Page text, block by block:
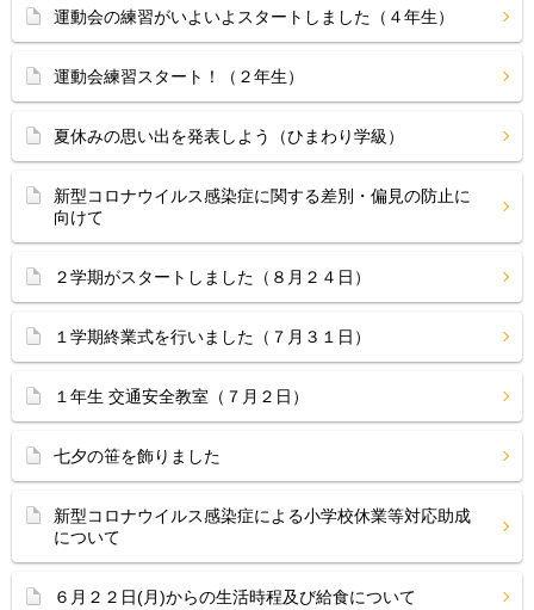
運動会の練習がいよいよスタートしました（４年生）
運動会練習スタート！（２年生）
夏休みの思い出を発表しよう（ひまわり学級）
新型コロナウイルス感染症に関する差別・偏見の防止に
向けて
２学期がスタートしました（８月２４日）
１学期終業式を行いました（７月３１日）
１年生 交通安全教室（７月２日）
七夕の笹を飾りました
新型コロナウイルス感染症による小学校休業等対応助成
について
６月２２日(月)からの生活時程及び給食について